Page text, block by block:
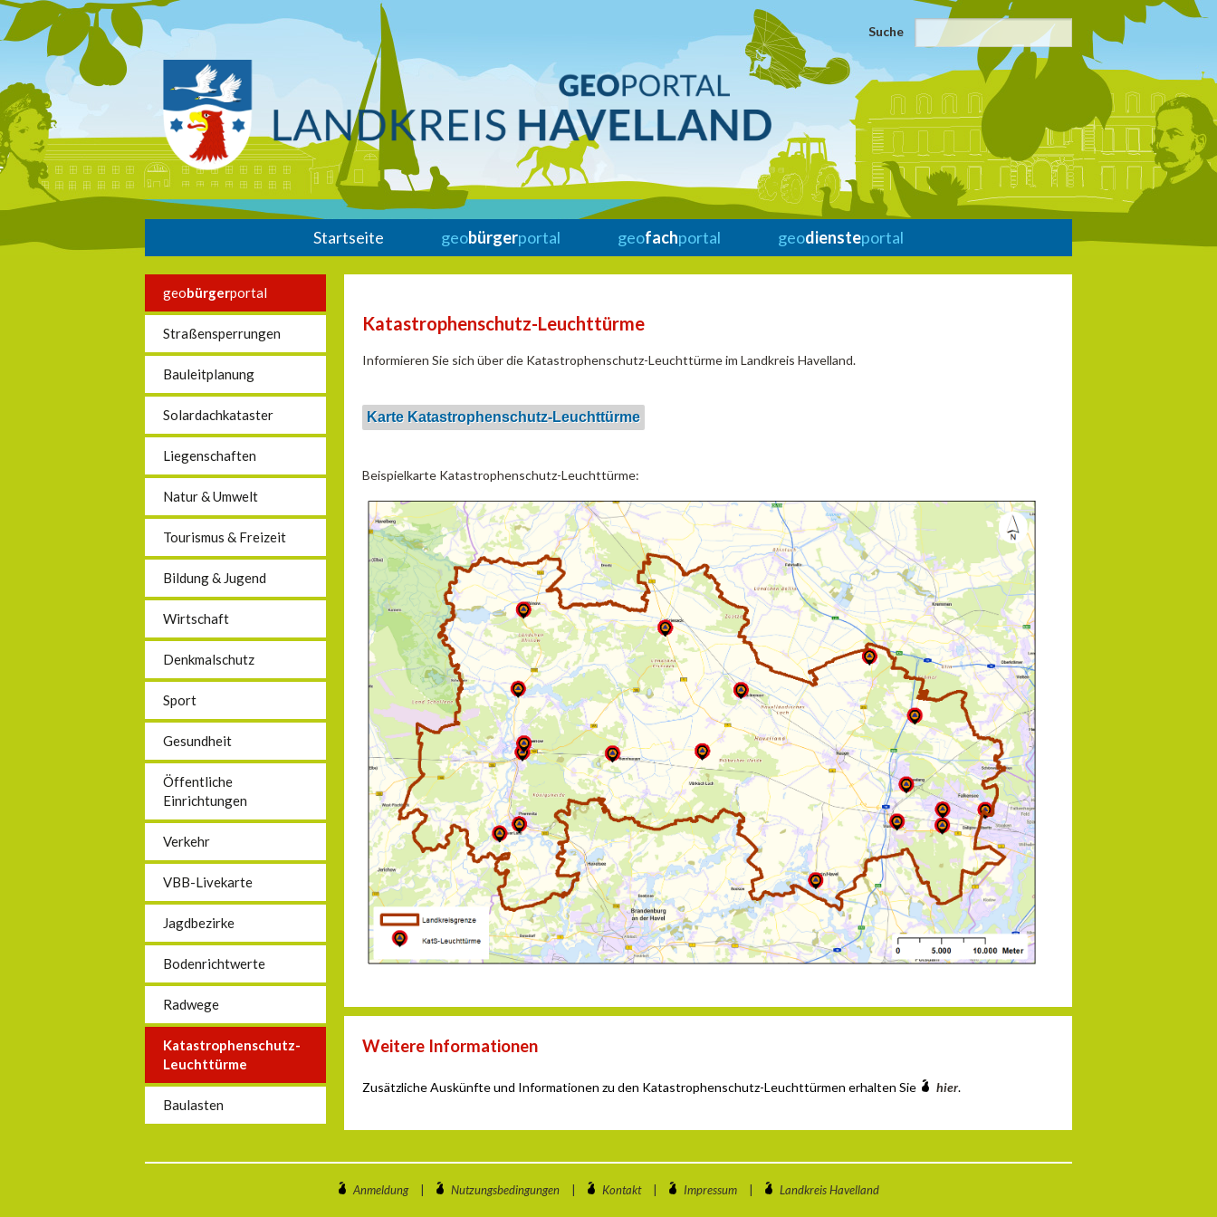
Suche
Startseite geobürgerportal geofachportal geodiensteportal
geobürgerportal
Straßensperrungen
Bauleitplanung
Solardachkataster
Liegenschaften
Natur & Umwelt
Tourismus & Freizeit
Bildung & Jugend
Wirtschaft
Denkmalschutz
Sport
Gesundheit
Öffentliche
Einrichtungen
Verkehr
VBB-Livekarte
Jagdbezirke
Bodenrichtwerte
Radwege
Katastrophenschutz-
Leuchttürme
Baulasten
Katastrophenschutz-Leuchttürme
Informieren Sie sich über die Katastrophenschutz-Leuchttürme im Landkreis Havelland.
Karte Katastrophenschutz-Leuchttürme
Beispielkarte Katastrophenschutz-Leuchttürme:
Weitere Informationen
Zusätzliche Auskünfte und Informationen zu den Katastrophenschutz-Leuchttürmen erhalten Sie hier.
Anmeldung Nutzungsbedingungen Kontakt Impressum Landkreis Havelland